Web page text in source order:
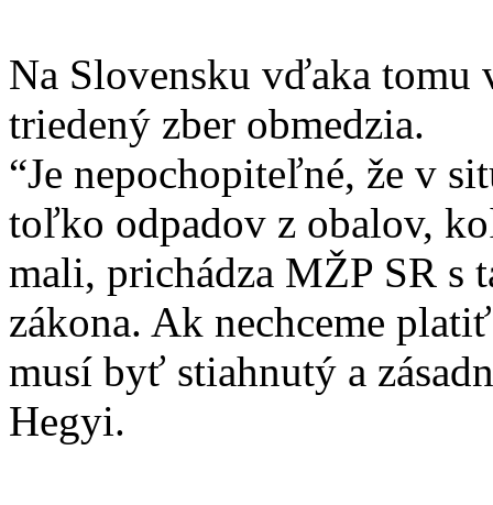
Na Slovensku vďaka tomu
triedený zber obmedzia.
“Je nepochopiteľné, že v
toľko odpadov z obalov,
mali, prichádza MŽP SR s
zákona. Ak nechceme
musí byť stiahnutý a
Hegyi.